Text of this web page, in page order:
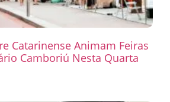
Catarinense Animam Feiras
Camboriú Nesta Quarta